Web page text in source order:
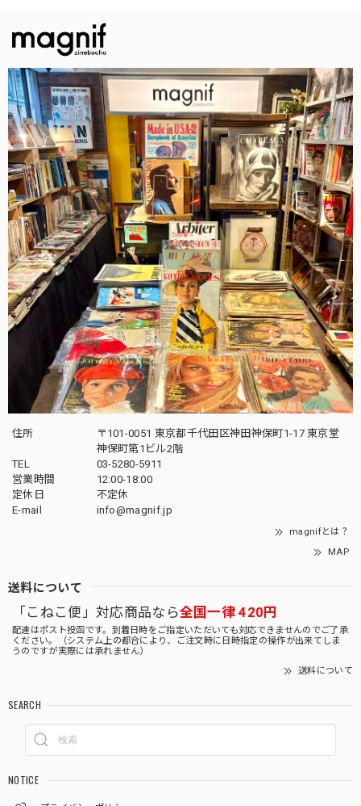
住所
〒101-0051 東京都千代田区神田神保町1-17 東京堂
神保町第1ビル2階
TEL
03-5280-5911
営業時間
12:00-18:00
定休日
不定休
E-mail
info@magnif.jp
magnifとは？
MAP
送料について
「こねこ便」対応商品なら全国一律 420円
配達はポスト投函です。到着日時をご指定いただいても対応できませんのでご了承
ください。（システム上の都合により、ご注文時に日時指定の操作が出来てしま
うのですが実際には承れません）
送料について
SEARCH
NOTICE